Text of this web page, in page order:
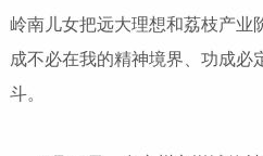
岭南儿女把远大理想和荔枝产业
成不必在我的精神境界、功成必
斗。